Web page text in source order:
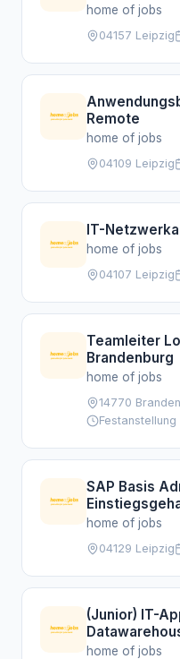
home of jobs
04157 Leipzig
Remote
home of jobs
04109 Leipzig
IT-
home of jobs
04107 Leipzig
Teamleiter
Brandenburg
home of jobs
14770
Festanstellung
SAP Basis
home of jobs
04129 Leipzig
(Junior) IT-
home of jobs